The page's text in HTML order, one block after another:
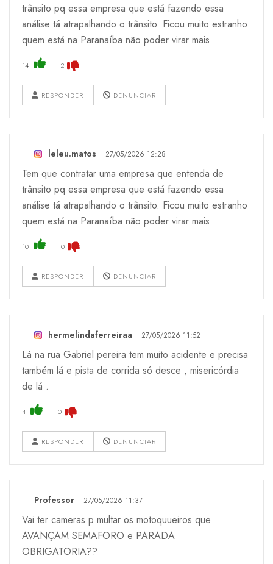
trânsito pq essa empresa que está fazendo essa
análise tá atrapalhando o trânsito. Ficou muito estranho
quem está na Paranaíba não poder virar mais
14 2
RESPONDER DENUNCIAR
leleu.matos 27/05/2026 12:28
Tem que contratar uma empresa que entenda de
trânsito pq essa empresa que está fazendo essa
análise tá atrapalhando o trânsito. Ficou muito estranho
quem está na Paranaíba não poder virar mais
10 0
RESPONDER DENUNCIAR
hermelindaferreiraa 27/05/2026 11:52
Lá na rua Gabriel pereira tem muito acidente e precisa
também lá e pista de corrida só desce , misericórdia
de lá .
4 0
RESPONDER DENUNCIAR
Professor 27/05/2026 11:37
Vai ter cameras p multar os motoquueiros que
AVANÇAM SEMAFORO e PARADA
OBRIGATORIA??